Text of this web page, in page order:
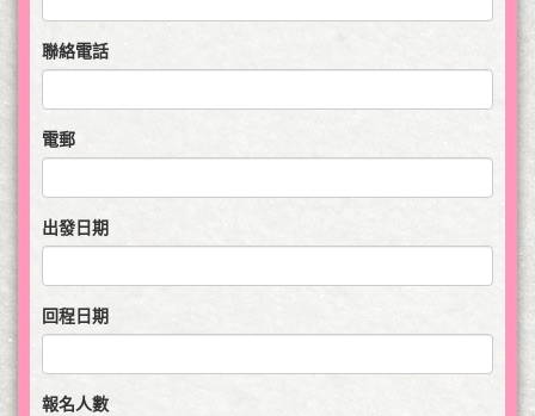
聯絡電話
電郵
出發日期
回程日期
報名人數